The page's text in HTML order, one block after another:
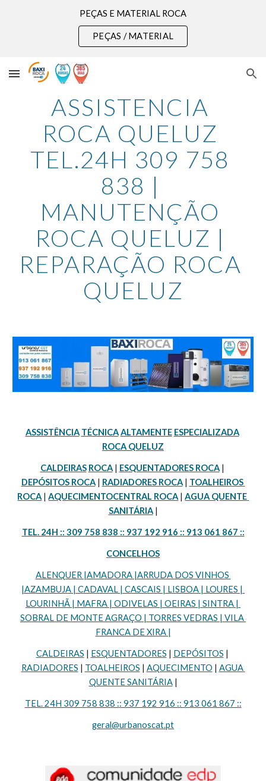
Skip to main content
PEÇAS E MATERIAL ROCA
PEÇAS / MATERIAL
ASSISTENCIA
ROCA QUELUZ
TEL.24H 309 758
838 |
MANUTENÇÃO
ROCA QUELUZ |
REPARAÇÃO ROCA
QUELUZ
ASSISTÊNCIA TÉCNICA ALTAMENTE ESPECIALIZADA
ROCA QUELUZ
CALDEIRAS ROCA | ESQUENTADORES ROCA
DEPÓSITOS ROCA | RADIADORES ROCA | TOALHEIROS
ROCA | AQUECIMENTOCENTRAL ROCA | AGUA QUENTE
SANITÁRIA |
TEL. 24H :: 309 758 838 :: 937 192 916 :: 913 061 867 ::
CONCELHOS
ALENQUER |AMADORA |ARRUDA DOS VINHOS
|AZAMBUJA | CADAVAL | CASCAIS | LISBOA | LOURES |
LOURINHÃ | MAFRA | ODIVELAS | OEIRAS | SINTRA |
SOBRAL DE MONTE AGRAÇO | TORRES VEDRAS | VILA
FRANCA DE XIRA |
CALDEIRAS | ESQUENTADORES | DEPÓSITOS
RADIADORES | TOALHEIROS | AQUECIMENTO | AGUA
QUENTE SANITÁRIA |
TEL. 24H 309 758 838 :: 937 192 916 :: 913 061 867 ::
geral@urbanoscat.pt